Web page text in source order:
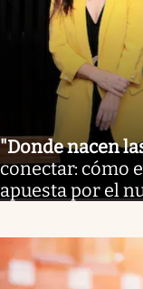
"Donde nacen
conectar: cómo
apuesta por el